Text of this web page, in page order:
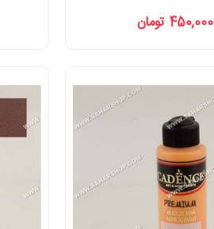
450,000 تومان